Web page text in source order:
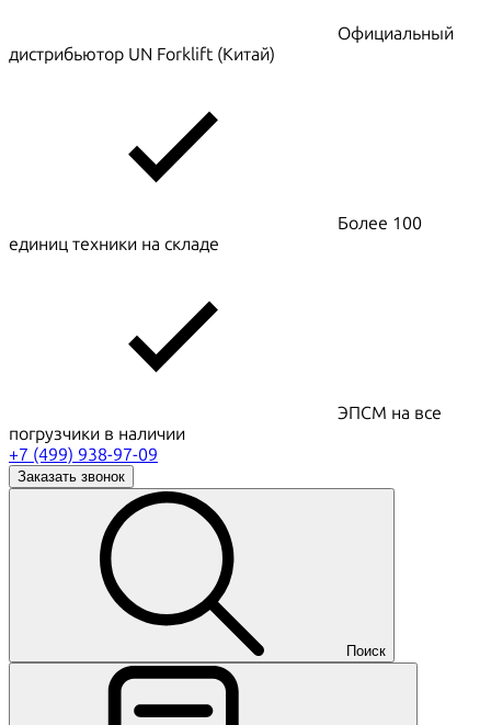
Официальный
дистрибьютор UN Forklift (Китай)
Более 100
единиц техники на складе
ЭПСМ на все
погрузчики в наличии
+7 (499) 938-97-09
Заказать звонок
Поиск